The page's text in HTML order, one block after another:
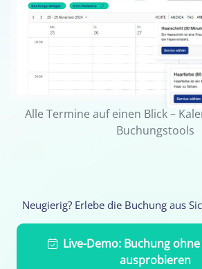
Alle Termine auf einen Blick –
Buchungstools
Neugierig? Erlebe die Buchung aus
Live-Demo: Buchung
ausprobieren